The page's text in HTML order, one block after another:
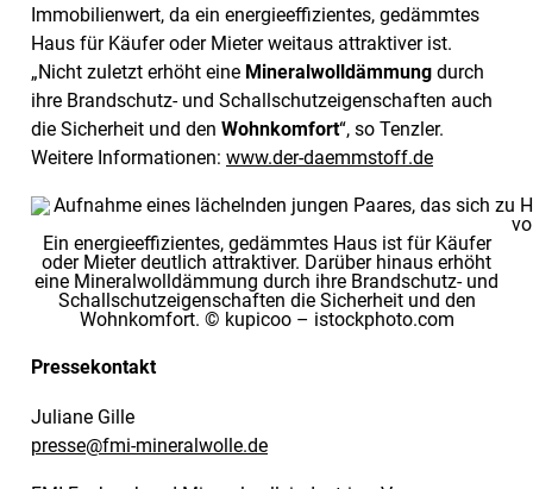
Immobilienwert, da ein energieeffizientes, gedämmtes
Haus für Käufer oder Mieter weitaus attraktiver ist.
„Nicht zuletzt erhöht eine Mineralwolldämmung durch
ihre Brandschutz- und Schallschutzeigenschaften auch
die Sicherheit und den Wohnkomfort“, so Tenzler.
Weitere Informationen: www.der-daemmstoff.de
Ein energieeffizientes, gedämmtes Haus ist für Käufer
oder Mieter deutlich attraktiver. Darüber hinaus erhöht
eine Mineralwolldämmung durch ihre Brandschutz- und
Schallschutzeigenschaften die Sicherheit und den
Wohnkomfort. © kupicoo – istockphoto.com
Pressekontakt
Juliane Gille
presse@fmi-mineralwolle.de